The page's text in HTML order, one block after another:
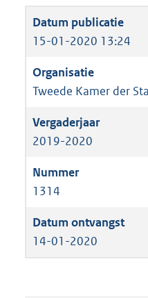
15-01-2020 13:24
Tweede Kamer der
2019-2020
1314
14-01-2020